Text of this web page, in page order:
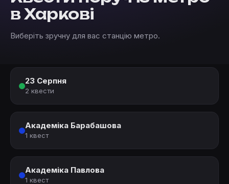
в Харкові
Виберіть зручну для вас станцію метро.
23 Серпня
2 квести
Академіка Барабашова
1 квест
Академіка Павлова
1 квест